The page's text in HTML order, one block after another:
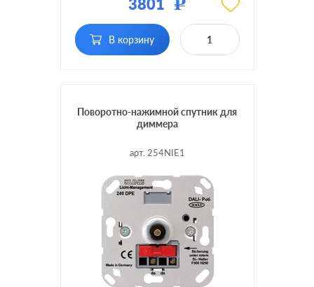
Включение: поворотно-нажимной
3801 Р
В корзину
Поворотно-нажимной спутник для
диммера
арт. 254NIE1